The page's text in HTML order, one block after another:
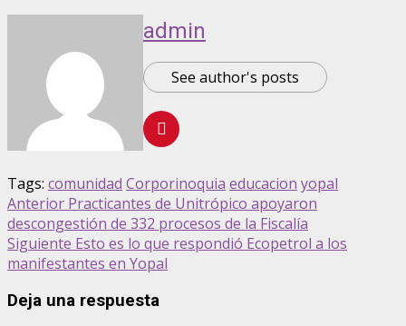
admin
See author's posts
Tags: comunidad Corporinoquia educacion yopal
Anterior Practicantes de Unitrópico apoyaron
descongestión de 332 procesos de la Fiscalía
Siguiente Esto es lo que respondió Ecopetrol a los
manifestantes en Yopal
Deja una respuesta